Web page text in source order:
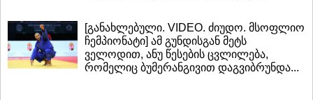
[განახლებული. VIDEO. ძიუდო. მსოფლიო
ჩემპიონატი] ამ გუნდისგან მეტს
ველოდით, ანუ წესების ცვლილება,
რომელიც ბუმერანგივით დაგვიბრუნდა...